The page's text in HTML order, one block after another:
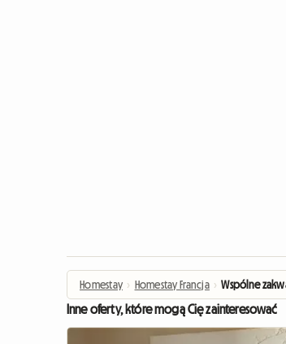
Homestay › Homestay Francja › Wspólne
Inne oferty, które mogą Cię zainteresować